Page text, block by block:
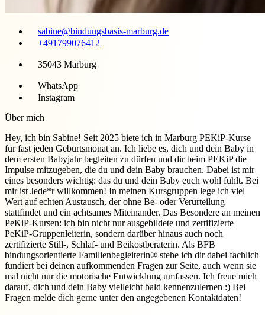
sabine@bindungsbasis-marburg.de
+491799076412
35043 Marburg
WhatsApp
Instagram
Über mich
Hey, ich bin Sabine! Seit 2025 biete ich in Marburg PEKiP-Kurse
für fast jeden Geburtsmonat an. Ich liebe es, dich und dein Baby in
dem ersten Babyjahr begleiten zu dürfen und dir beim PEKiP die
Impulse mitzugeben, die du und dein Baby brauchen. Dabei ist mir
eines besonders wichtig: das du und dein Baby euch wohl fühlt. Bei
mir ist Jede*r willkommen! In meinen Kursgruppen lege ich viel
Wert auf echten Austausch, der ohne Be- oder Verurteilung
stattfindet und ein achtsames Miteinander. Das Besondere an meinen
PeKiP-Kursen: ich bin nicht nur ausgebildete und zertifizierte
PeKiP-Gruppenleiterin, sondern darüber hinaus auch noch
zertifizierte Still-, Schlaf- und Beikostberaterin. Als BFB
bindungsorientierte Familienbegleiterin® stehe ich dir dabei fachlich
fundiert bei deinen aufkommenden Fragen zur Seite, auch wenn sie
mal nicht nur die motorische Entwicklung umfassen. Ich freue mich
darauf, dich und dein Baby vielleicht bald kennenzulernen :) Bei
Fragen melde dich gerne unter den angegebenen Kontaktdaten!